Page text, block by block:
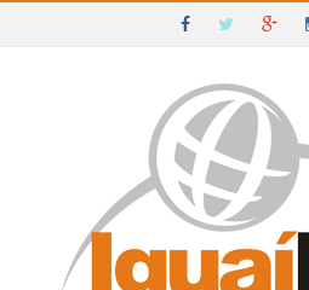
IGUAÍ E SUDOESTE DA BAHIA